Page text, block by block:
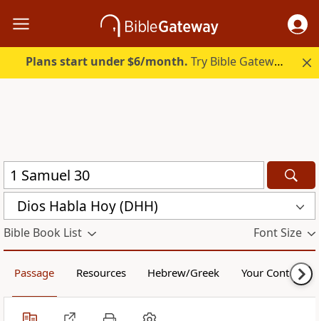
Plans start under $6/month. Try Bible Gateway Plus.
Dios Habla Hoy (DHH)
Bible Book List Font Size
Passage Resources Hebrew/Greek Your Content